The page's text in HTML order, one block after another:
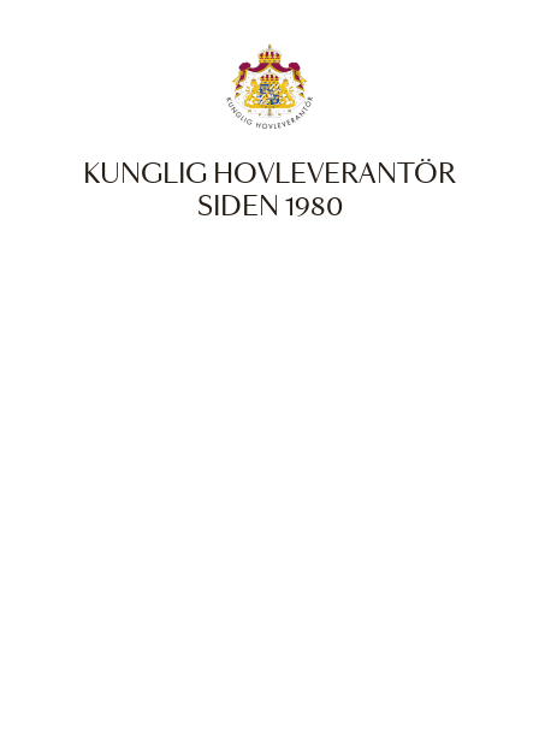
KUNGLIG HOVLEVERANTÖR
SIDEN 1980